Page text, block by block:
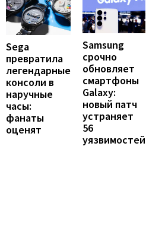
Sega
превратила
легендарные
консоли в
наручные
часы:
фанаты
оценят
Samsung
срочно
обновляет
смартфоны
Galaxy:
новый патч
устраняет
56
уязвимостей